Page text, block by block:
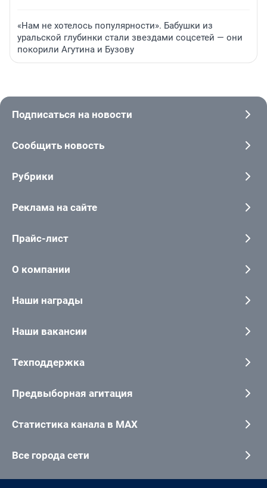
«Нам не хотелось популярности». Бабушки из
уральской глубинки стали звездами соцсетей — они
покорили Агутина и Бузову
Подписаться на новости
Сообщить новость
Рубрики
Реклама на сайте
Прайс-лист
О компании
Наши награды
Наши вакансии
Техподдержка
Предвыборная агитация
Статистика канала в MAX
Все города сети